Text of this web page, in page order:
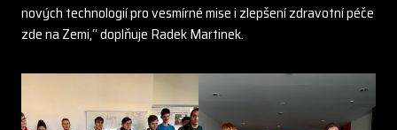
nových technologií pro vesmírné mise i zlepšení zdravotní péče
zde na Zemi,“ doplňuje Radek Martinek.